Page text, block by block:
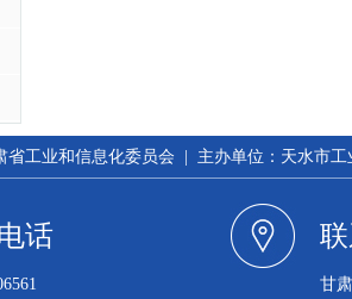
省工业和信息化委员会 | 主办单位：天水市
话
甘